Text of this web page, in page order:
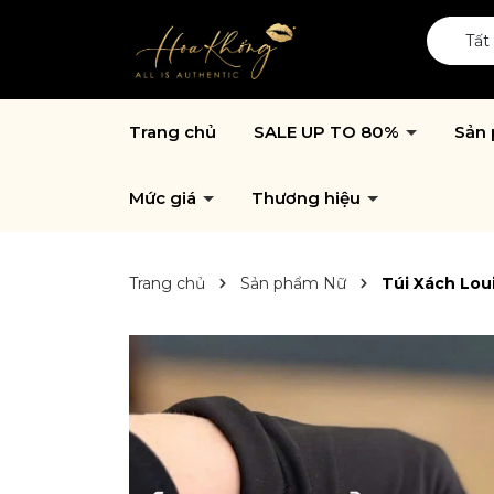
Tất
Trang chủ SALE UP TO 80%
Mức giá Thương hiệu
Trang chủ Sản phẩm Nữ Túi Xách